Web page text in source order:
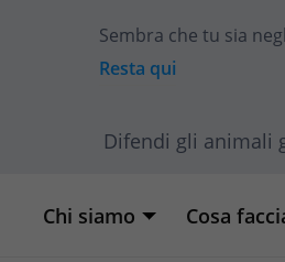
Sembra che tu sia
Resta qui
Difendi gli animali
Chi siamo Cosa